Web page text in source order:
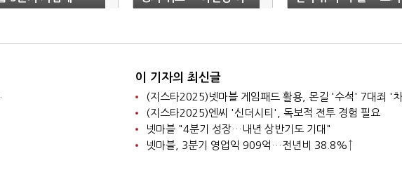
려워"
부담 커졌다
이 기자의 최신글
(지스타2025)넷마블 게임패드 활용, 몬길 '수석' 7대죄 '
(지스타2025)엔씨 '신더시티', 독보적 전투 경험 필요
넷마블 "4분기 성장…내년 상반기도 기대"
넷마블, 3분기 영업익 909억…전년비 38.8%↑